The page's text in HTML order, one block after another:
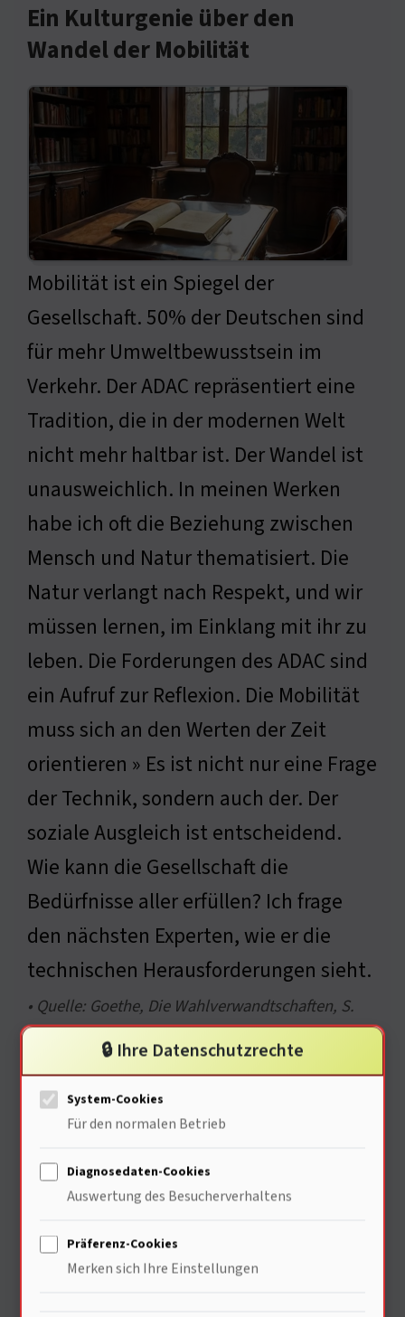
Ein Kulturgenie über den
Wandel der Mobilität
Mobilität ist ein Spiegel der
Gesellschaft. 50% der Deutschen sind
für mehr Umweltbewusstsein im
Verkehr. Der ADAC repräsentiert eine
Tradition, die in der modernen Welt
nicht mehr haltbar ist. Der Wandel ist
unausweichlich. In meinen Werken
habe ich oft die Beziehung zwischen
Mensch und Natur thematisiert. Die
Natur verlangt nach Respekt, und wir
müssen lernen, im Einklang mit ihr zu
leben. Die Forderungen des ADAC sind
ein Aufruf zur Reflexion. Die Mobilität
muss sich an den Werten der Zeit
orientieren » Es ist nicht nur eine Frage
der Technik, sondern auch der. Der
soziale Ausgleich ist entscheidend.
Wie kann die Gesellschaft die
Bedürfnisse aller erfüllen? Ich frage
den nächsten Experten, wie er die
technischen Herausforderungen sieht.
• Quelle: Goethe, Die Wahlverwandtschaften, S.
Ein Technologe über die Zukunft
der E-Mobilität
🔒 Ihre Datenschutzrechte
System-Cookies
Für den normalen Betrieb
Diagnosedaten-Cookies
Auswertung des Besucherverhaltens
Präferenz-Cookies
Merken sich Ihre Einstellungen